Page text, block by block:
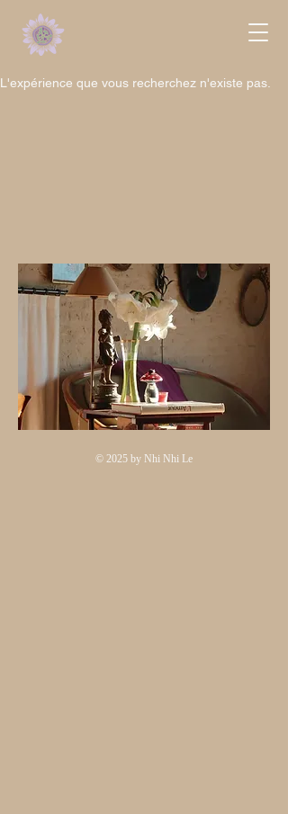
L'expérience que vous recherchez n'existe pas.
© 2025 by Nhi Nhi Le